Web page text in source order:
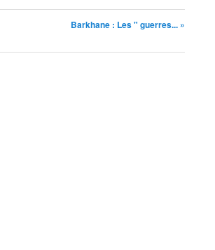
Barkhane : Les " guerres... »